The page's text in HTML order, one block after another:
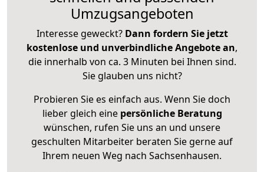
Umzugsangeboten
Interesse geweckt? Dann fordern Sie jetzt
kostenlose und unverbindliche Angebote an,
die innerhalb von ca. 3 Minuten bei Ihnen sind.
Sie glauben uns nicht?
Probieren Sie es einfach aus. Wenn Sie doch
lieber gleich eine persönliche Beratung
wünschen, rufen Sie uns an und unsere
geschulten Mitarbeiter beraten Sie gerne auf
Ihrem neuen Weg nach Sachsenhausen.